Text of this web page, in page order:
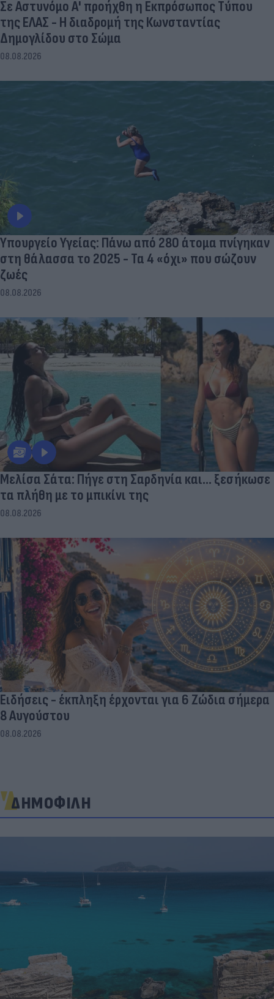
Σε Αστυνόμο Α' προήχθη η Εκπρόσωπος Τύπου
της ΕΛΑΣ - Η διαδρομή της Κωνσταντίας
Δημογλίδου στο Σώμα
08.08.2026
Υπουργείο Υγείας: Πάνω από 280 άτομα πνίγηκαν
στη θάλασσα το 2025 - Τα 4 «όχι» που σώζουν
ζωές
08.08.2026
Μελίσα Σάτα: Πήγε στη Σαρδηνία και... ξεσήκωσε
τα πλήθη με το μπικίνι της
08.08.2026
Ειδήσεις - έκπληξη έρχονται για 6 Ζώδια σήμερα
8 Αυγούστου
08.08.2026
ΔΗΜΟΦΙΛΗ